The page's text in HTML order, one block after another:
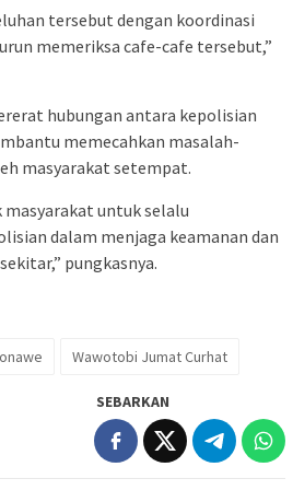
tersebut dengan koordinasi
memeriksa cafe-cafe tersebut,”
hubungan antara kepolisian
memecahkan masalah-
masyarakat setempat.
masyarakat untuk selalu
dalam menjaga keamanan dan
pungkasnya.
Wawotobi Jumat Curhat
SEBARKAN